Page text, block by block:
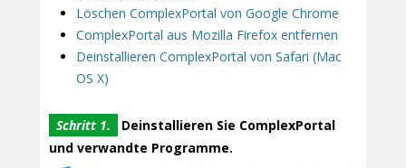
Löschen ComplexPortal von Google Chrome
ComplexPortal aus Mozilla Firefox entfernen
Deinstallieren ComplexPortal von Safari (Mac
OS X)
Schritt 1.
Deinstallieren Sie ComplexPortal
und verwandte Programme.